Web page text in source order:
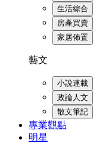
生活綜合
房產買賣
家居佈置
藝文
小說連載
政論人文
散文筆記
專業觀點
明星